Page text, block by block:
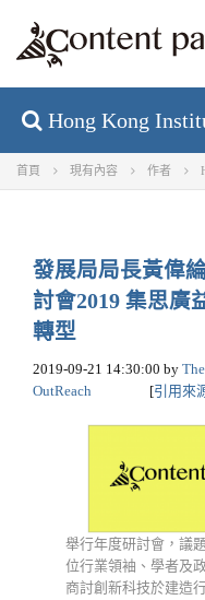
Hong Kong
首頁 現有內容 作者
發展局局長黃偉
討會2019 集思廣
轉型
2019-09-21 14:30:00 by
OutReach
[引用來
舉行年度研討會，議
位行業領袖、學者及
商討創新科技於建造